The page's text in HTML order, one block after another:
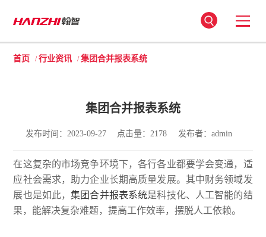
首页 /行业资讯 /集团合并报表系统
集团合并报表系统
发布时间：2023-09-27 点击量：2178 发布者：admin
在这复杂的市场竞争环境下，各行各业都要学会变通，适
应社会需求，助力企业长期高质量发展。其中财务领域发
展也是如此，集团合并报表系统是科技化、人工智能的结
果，能解决复杂难题，提高工作效率，摆脱人工依赖。